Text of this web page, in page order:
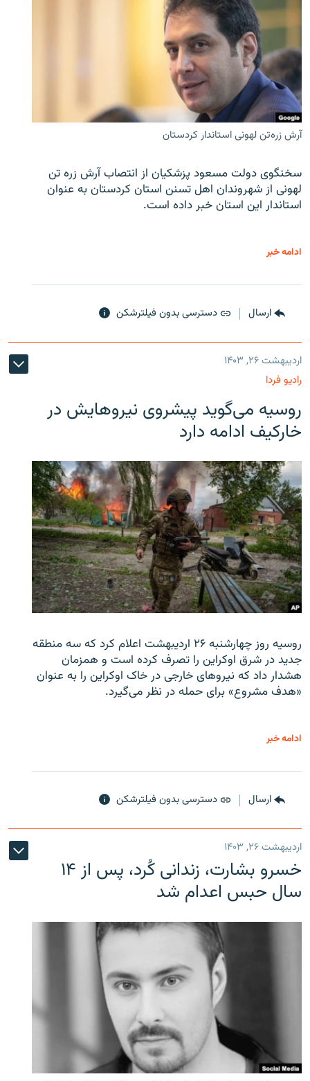
آرش زره‌تن لهونی استاندار کردستان
سخنگوی دولت مسعود پزشکیان از انتصاب آرش زره تن
لهونی از شهروندان اهل تسنن استان کردستان به عنوان
استاندار این استان خبر داده است.
ادامه خبر
ارسال دسترسی بدون فیلترشکن
اردیبهشت ۲۶, ۱۴۰۳
رادیو فردا
روسیه می‌گوید پیشروی نیروهایش در
خارکیف ادامه دارد
روسیه روز چهارشنبه ۲۶ اردیبهشت اعلام کرد که سه منطقه
جدید در شرق اوکراین را تصرف کرده است و همزمان
هشدار داد که نیروهای خارجی در خاک اوکراین را به عنوان
«هدف مشروع» برای حمله در نظر می‌گیرد.
ادامه خبر
ارسال دسترسی بدون فیلترشکن
اردیبهشت ۲۶, ۱۴۰۳
خسرو بشارت، زندانی کُرد، پس از ۱۴
سال حبس اعدام شد